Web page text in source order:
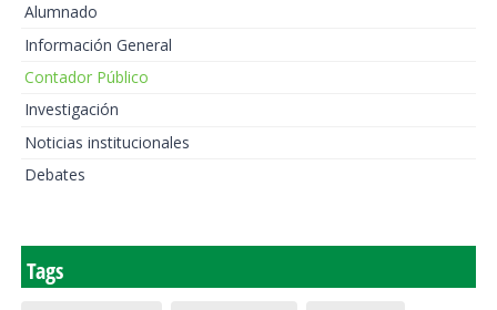
Alumnado
Información General
Contador Público
Investigación
Noticias institucionales
Debates
Tags